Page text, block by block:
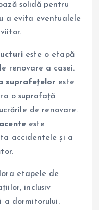
solidă pentru
a evita eventualele
este o etapă
renovare a casei.
suprafețelor este
o suprafață
de renovare.
este
accidentele și a
etapele de
inclusiv
a dormitorului.